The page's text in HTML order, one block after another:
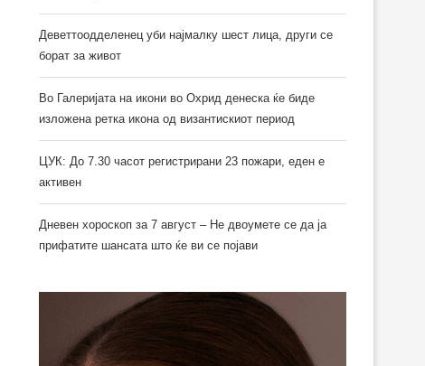
Деветтоодделенец уби најмалку шест лица, други се
борат за живот
Во Галеријата на икони во Охрид денеска ќе биде
изложена ретка икона од византискиот период
ЦУК: До 7.30 часот регистрирани 23 пожари, еден е
активен
Дневен хороскоп за 7 август – Не двоумете се да ја
прифатите шансата што ќе ви се појави